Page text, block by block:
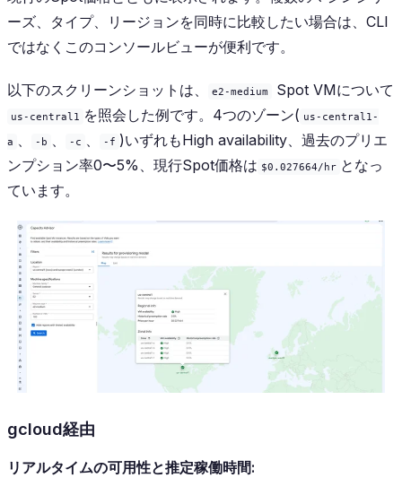
ーズ、タイプ、リージョンを同時に比較したい場合は、CLI
ではなくこのコンソールビューが便利です。
以下のスクリーンショットは、 e2-medium Spot VMについて
us-central1 を照会した例です。4つのゾーン( us-central1-
a
-b -c -f )いずれもHigh availability、過去のプリエ
ンプション率0〜5%、現行Spot価格は $0.027664/hr となっ
ています。
gcloud経由
リアルタイムの可用性と推定稼働時間: